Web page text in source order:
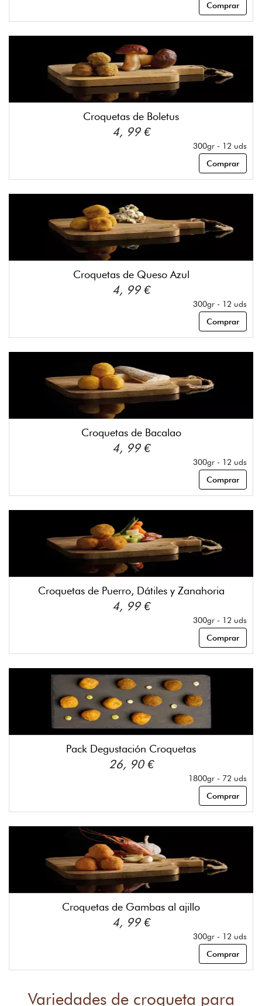
Comprar
Croquetas de Boletus
4, 99 €
300gr - 12 uds
Comprar
Croquetas de Queso Azul
4, 99 €
300gr - 12 uds
Comprar
Croquetas de Bacalao
4, 99 €
300gr - 12 uds
Comprar
Croquetas de Puerro, Dátiles y Zanahoria
4, 99 €
300gr - 12 uds
Comprar
Pack Degustación Croquetas
26, 90 €
1800gr - 72 uds
Comprar
Croquetas de Gambas al ajillo
4, 99 €
300gr - 12 uds
Comprar
Variedades de croqueta para